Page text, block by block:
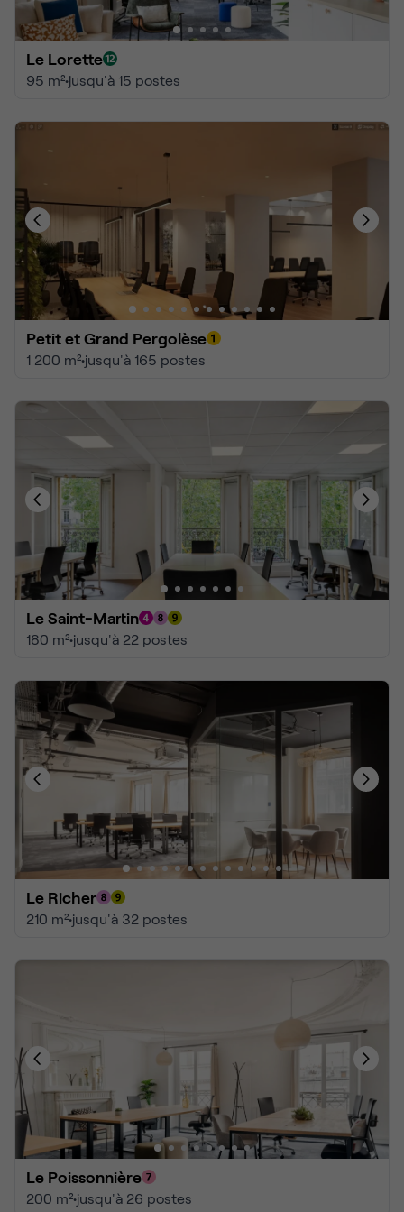
Le Lorette
95 m²•jusqu'à 15 postes
Petit et Grand Pergolèse
1 200 m²•jusqu'à 165 postes
Le Saint-Martin
180 m²•jusqu'à 22 postes
Le Richer
210 m²•jusqu'à 32 postes
Le Poissonnière
200 m²•jusqu'à 26 postes